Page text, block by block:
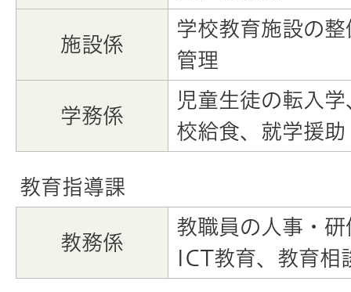
施設係
学校教育施設の整
管理
学務係
児童生徒の転入学
校給食、就学援助
教育指導課
教務係
教職員の人事・研
ICT教育、教育相